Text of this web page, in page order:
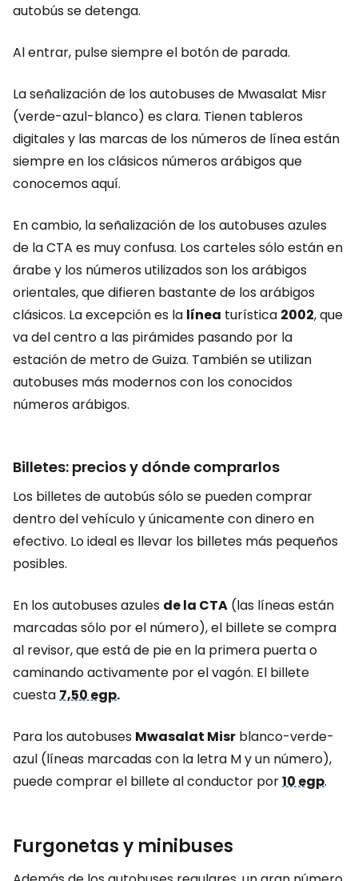
autobús se detenga.
Al entrar, pulse siempre el botón de parada.
La señalización de los autobuses de Mwasalat Misr
(verde-azul-blanco) es clara. Tienen tableros
digitales y las marcas de los números de línea están
siempre en los clásicos números arábigos que
conocemos aquí.
En cambio, la señalización de los autobuses azules
de la CTA es muy confusa. Los carteles sólo están en
árabe y los números utilizados son los arábigos
orientales, que difieren bastante de los arábigos
clásicos. La excepción es la línea turística 2002, que
va del centro a las pirámides pasando por la
estación de metro de Guiza. También se utilizan
autobuses más modernos con los conocidos
números arábigos.
Billetes: precios y dónde comprarlos
Los billetes de autobús sólo se pueden comprar
dentro del vehículo y únicamente con dinero en
efectivo. Lo ideal es llevar los billetes más pequeños
posibles.
En los autobuses azules de la CTA (las líneas están
marcadas sólo por el número), el billete se compra
al revisor, que está de pie en la primera puerta o
caminando activamente por el vagón. El billete
cuesta 7,50 egp.
Para los autobuses Mwasalat Misr blanco-verde-
azul (líneas marcadas con la letra M y un número),
puede comprar el billete al conductor por10 egp.
Furgonetas y minibuses